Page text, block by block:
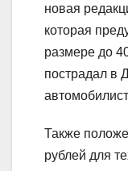
новая
которая
размере до
пострадал в
Также
рублей для